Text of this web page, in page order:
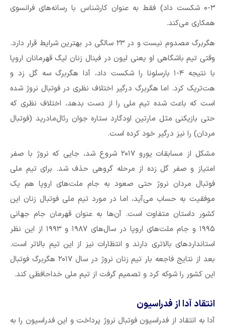
۳-۰ شکست داد) فقط به عنوان کارشناس با رسانه‌های فرانسوی
همکاری می‌کند.
هگربرگ مصدوم نیست و در ۲۳ سالگی در بهترین شرایط قرار دارد.
وقتی تیم باشگاهی او یعنی لیون در فینال زنان لیگ قهرمانان اروپا
با نتیجه ۴-۱ بارسلونا را شکست داد، آدا هگربرگ سه گل زد و
هت‌تریک کرد. اما هگربرگ درگیر اختلاف نظری در فوتبال نروژ شده
است که باعث شده تیم ملی را از دست بدهد، اختلاف نظری که
حتی بازیکنی مثل مارتین اودگارد ستاره جوان رئال‌مادرید (فوتبال
مردان) را نیز درگیر خود کرده است.
مشکل از مسابقات یورو ۲۰۱۷ شروع شد، جایی که نروژ با صفر
امتیاز و صفر گل زده از مرحله گروهی حذف شد. برای تیم ملی
فوتبال مردان نروژ حتی صعود به جام ملت‌های اروپا هم یک
موفقیت به حساب می‌آید، اما در مورد تیم ملی فوتبال زنان این
کشور داستان متفاوت است. آن‌ها به عنوان قهرمان جام جهانی
۱۹۹۵ و جام ملت‌های اروپا در سال‌های ۱۹۸۷ و ۱۹۹۳ از این نظر
استاندارد‌های بالاتری دارند و انتظارات نیز از این تیم بالاتر است.
بعد از نتایج فاجعه بار تیم زنان نروژ در سال ۲۰۱۷ هگربرگ فوتبال
این کشور را شوکه کرد و تصمیم گرفت از تیم ملی خداحافظی کند.
انتقاد آدا از فدراسیون
آدا به انتقاد از فدراسیون فوتبال نروژ پرداخت و این فدراسیون را به